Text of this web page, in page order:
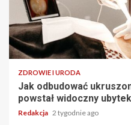
ZDROWIE I URODA
Jak odbudować
powstał widoczny
Redakcja 2 tygodnie ago